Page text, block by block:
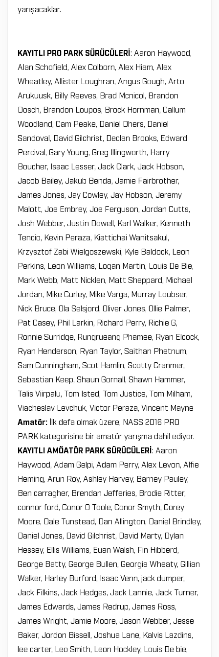
yarışacaklar.
KAYITLI PRO PARK SÜRÜCÜLERİ: Aaron Haywood,
Alan Schofield, Alex Colborn, Alex Hiam, Alex
Wheatley, Allister Loughran, Angus Gough, Arto
Arukuusk, Billy Reeves, Brad Mcnicol, Brandon
Dosch, Brandon Loupos, Brock Hornman, Callum
Woodland, Cam Peake, Daniel Dhers, Daniel
Sandoval, David Gilchrist, Declan Brooks, Edward
Percival, Gary Young, Greg Illingworth, Harry
Boucher, Isaac Lesser, Jack Clark, Jack Hobson,
Jacob Bailey, Jakub Benda, Jamie Fairbrother,
James Jones, Jay Cowley, Jay Hobson, Jeremy
Malott, Joe Embrey, Joe Ferguson, Jordan Cutts,
Josh Webber, Justin Dowell, Karl Walker, Kenneth
Tencio, Kevin Peraza, Kiattichai Wanitsakul,
Krzysztof Zabi Wielgoszewski, Kyle Baldock, Leon
Perkins, Leon Williams, Logan Martin, Louis De Bie,
Mark Webb, Matt Nicklen, Matt Sheppard, Michael
Jordan, Mike Curley, Mike Varga, Murray Loubser,
Nick Bruce, Ola Selsjord, Oliver Jones, Ollie Palmer,
Pat Casey, Phil Larkin, Richard Perry, Richie G,
Ronnie Surridge, Rungrueang Phamee, Ryan Elcock,
Ryan Henderson, Ryan Taylor, Saithan Phetnum,
Sam Cunningham, Scot Hamlin, Scotty Cranmer,
Sebastian Keep, Shaun Gornall, Shawn Hammer,
Talis Viirpalu, Tom Isted, Tom Justice, Tom Milham,
Viacheslav Levchuk, Victor Peraza, Vincent Mayne
Amatör: İlk defa olmak üzere, NASS 2016 PRO
PARK kategorisine bir amatör yarışma dahil ediyor.
KAYITLI AMÖATÖR PARK SÜRÜCÜLERİ: Aaron
Haywood, Adam Gelpi, Adam Perry, Alex Levon, Alfie
Heming, Arun Roy, Ashley Harvey, Barney Pauley,
Ben carragher, Brendan Jefferies, Brodie Ritter,
connor ford, Conor O Toole, Conor Smyth, Corey
Moore, Dale Tunstead, Dan Allington, Daniel Brindley,
Daniel Jones, David Gilchrist, David Marty, Dylan
Hessey, Ellis Williams, Euan Walsh, Fin Hibberd,
George Batty, George Bullen, Georgia Wheaty, Gillian
Walker, Harley Burford, Isaac Venn, jack dumper,
Jack Filkins, Jack Hedges, Jack Lannie, Jack Turner,
James Edwards, James Redrup, James Ross,
James Wright, Jamie Moore, Jason Webber, Jesse
Baker, Jordon Bissell, Joshua Lane, Kalvis Lazdins,
lee carter, Leo Smith, Leon Hockley, Louis De bie,